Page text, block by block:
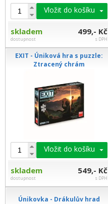
Vložit do košíku
skladem
dostupnost
499,- Kč
s DPH
EXIT - Úniková hra s puzzle:
Ztracený chrám
Vložit do košíku
skladem
dostupnost
549,- Kč
s DPH
Únikovka - Drákulův hrad